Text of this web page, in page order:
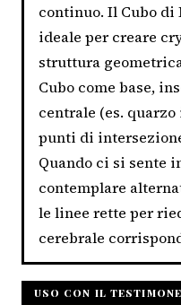
continuo. Il Cubo di
ideale per creare
struttura
Cubo come base,
centrale (es.
punti di
Quando ci si sente
contemplare
le linee rette per
cerebrale
USO CON IL